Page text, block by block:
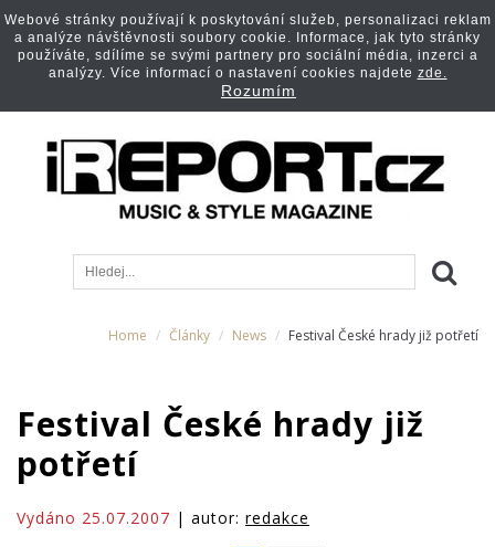
Home Články News Festival České hrady již potřetí
Festival České hrady již
potřetí
Vydáno 25.07.2007 | autor: redakce
Webové stránky používají k poskytování služeb, personalizaci reklam
a analýze návštěvnosti soubory cookie. Informace, jak tyto stránky
používáte, sdílíme se svými partnery pro sociální média, inzerci a
analýzy. Více informací o nastavení cookies najdete zde.
Rozumím